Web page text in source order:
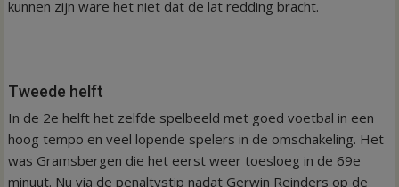
kunnen zijn ware het niet dat de lat redding bracht.
Tweede helft
In de 2e helft het zelfde spelbeeld met goed voetbal in een
hoog tempo en veel lopende spelers in de omschakeling. Het
was Gramsbergen die het eerst weer toesloeg in de 69e
minuut. Nu via de penaltystip nadat Gerwin Reinders op de